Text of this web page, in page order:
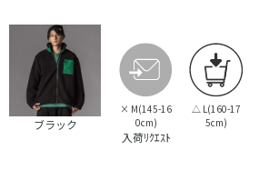
ブラック
× M(145-16
0cm)
入荷ﾘｸｴｽﾄ
△ L(160-17
5cm)